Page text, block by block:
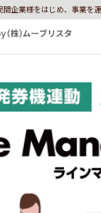
企業様をはじめ、事業を